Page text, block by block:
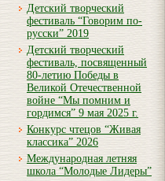
Детский творческий
фестиваль “Говорим по-
русски” 2019
Детский творческий
фестиваль, посвященный
80-летию Победы в
Великой Отечественной
войне “Мы помним и
гордимся” 9 мая 2025 г.
Конкурс чтецов “Живая
классика” 2026
Международная летняя
школа “Молодые Лидеры”